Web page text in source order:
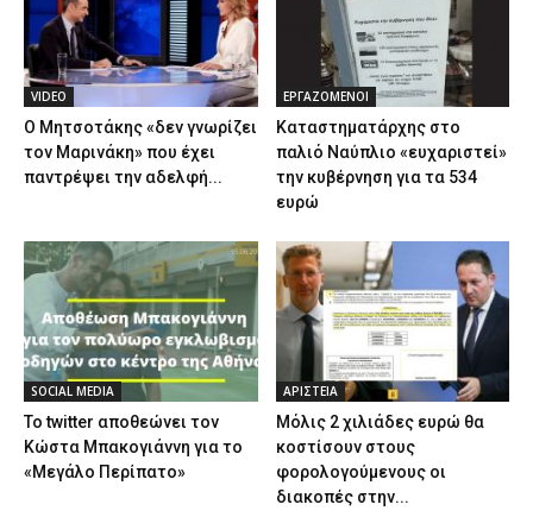
VIDEO
Ο Μητσοτάκης «δεν γνωρίζει
τον Μαρινάκη» που έχει
παντρέψει την αδελφή...
ΕΡΓΑΖΟΜΕΝΟΙ
Καταστηματάρχης στο
παλιό Ναύπλιο «ευχαριστεί»
την κυβέρνηση για τα 534
ευρώ
SOCIAL MEDIA
Το twitter αποθεώνει τον
Κώστα Μπακογιάννη για το
«Μεγάλο Περίπατο»
ΑΡΙΣΤΕΙΑ
Μόλις 2 χιλιάδες ευρώ θα
κοστίσουν στους
φορολογούμενους οι
διακοπές στην...